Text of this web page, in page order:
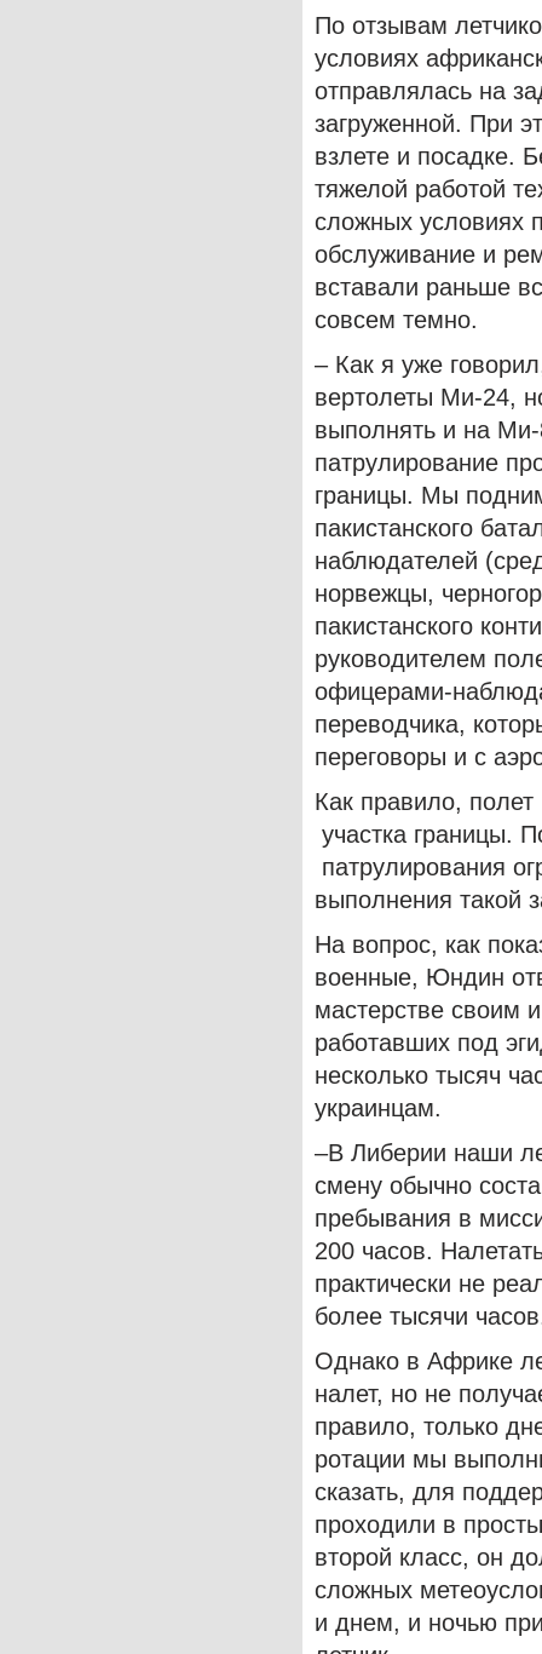
По отзывам
условиях
отправлялась на
загруженной. При
взлете и посадке.
тяжелой работой
сложных условиях
обслуживание и
вставали раньше
совсем темно.
– Как я уже
вертолеты Ми-24,
выполнять и на
патрулирование
границы. Мы
пакистанского
наблюдателей
норвежцы,
пакистанского
руководителем
офицерами-
переводчика,
переговоры и с
Как правило,
участка границы.
патрулирования
выполнения такой
На вопрос, как
военные, Юндин
мастерстве своим
работавших под
несколько тысяч
украинцам.
–В Либерии наши
смену обычно
пребывания в
200 часов.
практически не
более тысячи
Однако в Африке
налет, но не
правило, только
ротации мы
сказать, для
проходили в
второй класс, он
сложных
и днем, и ночью